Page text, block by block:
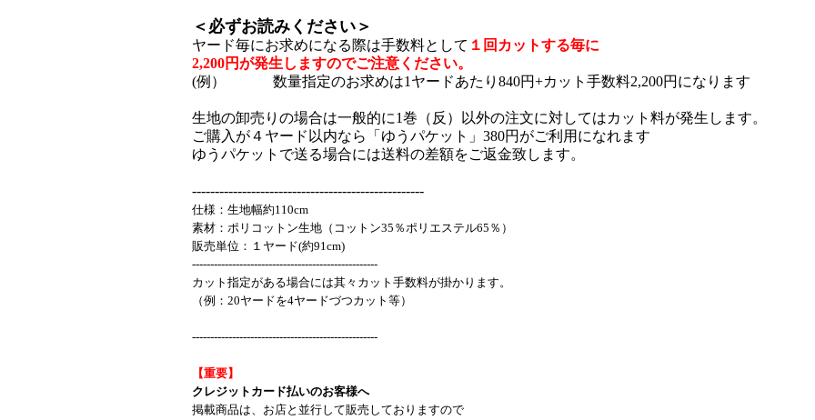
＜必ずお読みください＞
ヤード毎にお求めになる際は手数料として １回カットする毎に
2,200円が発生しますのでご注意ください。
(例） 数量指定のお求めは1ヤードあたり840円+カット手数料2,200円になります
生地の卸売りの場合は一般的に1巻（反）以外の注文に対してはカット料が発生します。
ご購入が４ヤード以内なら「ゆうパケット」380円がご利用になれます
ゆうパケットで送る場合には送料の差額をご返金致します。
---------------------------------------------------
仕様：生地幅約110cm
素材：ポリコットン生地（コットン35％ポリエステル65％）
販売単位：１ヤード(約91cm)
---------------------------------------------------
カット指定がある場合には其々カット手数料が掛かります。
（例：20ヤードを4ヤードづつカット等）
---------------------------------------------------
【重要】
クレジットカード払いのお客様へ
掲載商品は、お店と並行して販売しておりますので